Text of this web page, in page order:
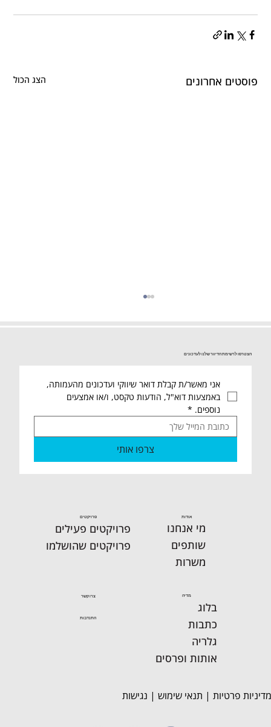
פוסטים אחרונים הצג הכול
23.07 שישי שלום אחיות ואחים🙋‍♂️ סיכום
שבועי מהמרלו"ג הארצי ו"החממה
למעורבותת אזרחית".
הצטרפו לרשימת הדיוור שלנו לעדכונים
נוספים. *
צרפו אותי
אודות
מי אנחנו
שותפים
משרות
פרויקטים
פרויקטים פעילים
פרויקטים שהושלמו
מדיה
בלוג
כתבות
גלריה
אותות ופרסים
התנדבות
צרו קשר
מדיניות פרטיות | תנאי שימוש | נגישות